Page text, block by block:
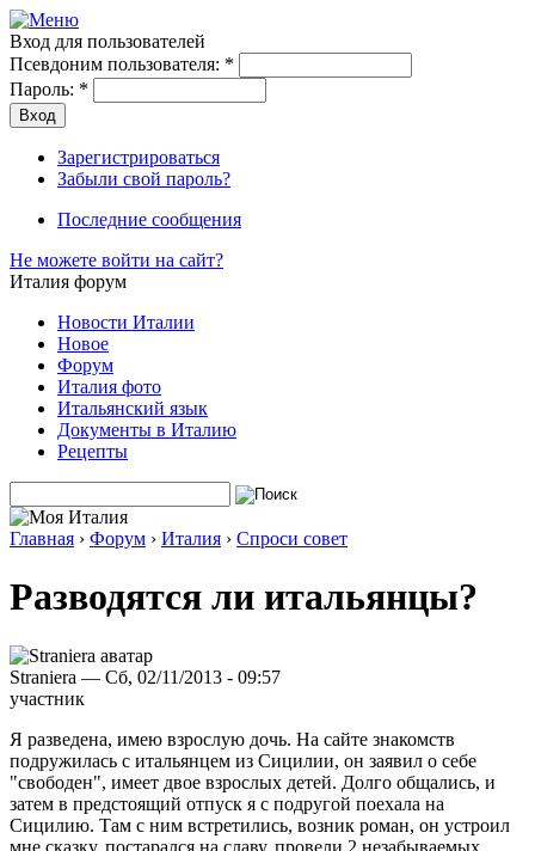
Вход для пользователей
Псевдоним пользователя: *
Пароль: *
Зарегистрироваться
Забыли свой пароль?
Последние сообщения
Не можете войти на сайт?
Италия форум
Новости Италии
Новое
Форум
Италия фото
Итальянский язык
Документы в Италию
Рецепты
Главная › Форум › Италия › Спроси совет
Разводятся ли итальянцы?
Straniera — Сб, 02/11/2013 - 09:57
участник
Я разведена, имею взрослую дочь. На сайте знакомств
подружилась с итальянцем из Сицилии, он заявил о себе
"свободен", имеет двое взрослых детей. Долго общались, и
затем в предстоящий отпуск я с подругой поехала на
Сицилию. Там с ним встретились, возник роман, он устроил
мне сказку, постарался на славу, провели 2 незабываемых